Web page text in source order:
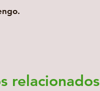
relacionados